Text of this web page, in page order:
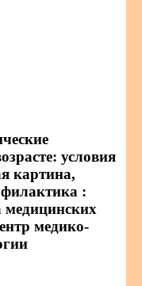
условия
картина,
:
медицинских
медико-